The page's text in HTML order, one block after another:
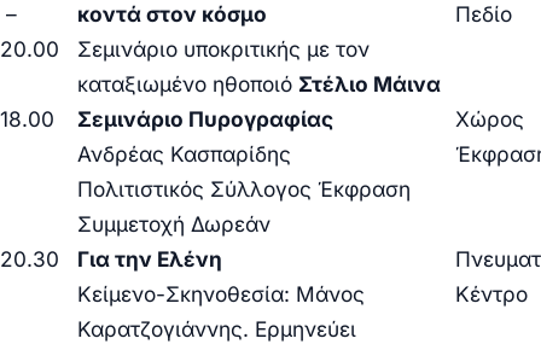
–
κοντά στον κόσμο
Πεδίο
20.00
Σεμινάριο υποκριτικής με τον
καταξιωμένο ηθοποιό Στέλιο Μάινα
18.00
Σεμινάριο Πυρογραφίας
Χώρος
Ανδρέας Κασπαρίδης
Πολιτιστικός Σύλλογος Έκφραση
Συμμετοχή Δωρεάν
20.30
Για την Ελένη
Κείμενο-Σκηνοθεσία: Μάνος
Κέντρο
Καρατζογιάννης. Ερμηνεύει